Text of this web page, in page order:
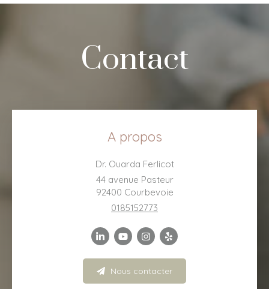
Contact
A propos
Dr. Ouarda Ferlicot
44 avenue Pasteur
92400 Courbevoie
0185152773
Nous contacter